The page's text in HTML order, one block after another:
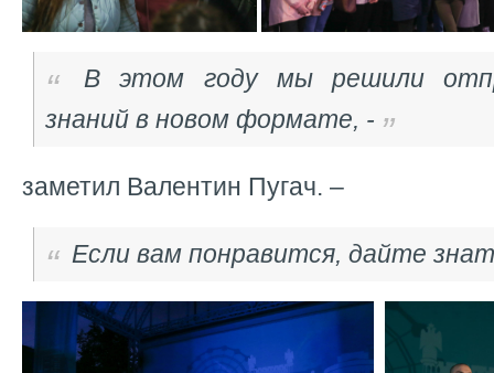
В этом году мы решили
знаний в новом формате, -
заметил Валентин Пугач. –
Если вам понравится, дайте